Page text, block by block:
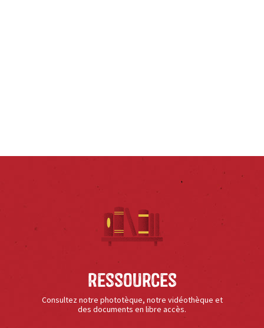
Ressources
Consultez notre phototèque, notre vidéothèque et
des documents en libre accès.